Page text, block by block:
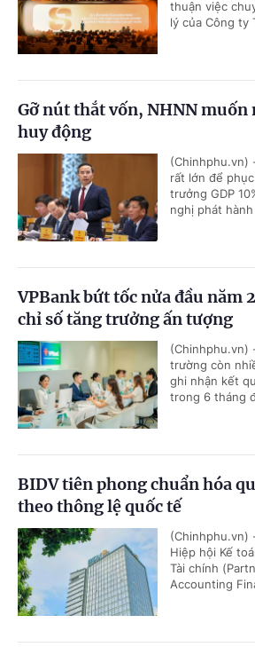
thuận việc
lý của Công ty
Gỡ nút thắt vốn, NHNN muốn
huy động
(Chinhphu.vn)
rất lớn để
trưởng GDP
nghị phát
VPBank bứt tốc nửa đầu năm
chỉ số tăng trưởng ấn tượng
(Chinhphu.vn)
trường còn
ghi nhận kết
trong 6 tháng
BIDV tiên phong chuẩn hóa
theo thông lệ quốc tế
(Chinhphu.vn)
Hiệp hội Kế
Tài chính
Accounting